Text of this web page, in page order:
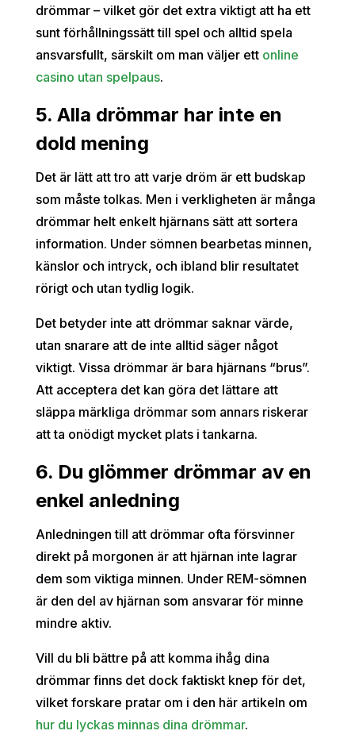
drömmar – vilket gör det extra viktigt att ha ett
sunt förhållningssätt till spel och alltid spela
ansvarsfullt, särskilt om man väljer ett online
casino utan spelpaus.
5. Alla drömmar har inte en
dold mening
Det är lätt att tro att varje dröm är ett budskap
som måste tolkas. Men i verkligheten är många
drömmar helt enkelt hjärnans sätt att sortera
information. Under sömnen bearbetas minnen,
känslor och intryck, och ibland blir resultatet
rörigt och utan tydlig logik.
Det betyder inte att drömmar saknar värde,
utan snarare att de inte alltid säger något
viktigt. Vissa drömmar är bara hjärnans “brus”.
Att acceptera det kan göra det lättare att
släppa märkliga drömmar som annars riskerar
att ta onödigt mycket plats i tankarna.
6. Du glömmer drömmar av en
enkel anledning
Anledningen till att drömmar ofta försvinner
direkt på morgonen är att hjärnan inte lagrar
dem som viktiga minnen. Under REM-sömnen
är den del av hjärnan som ansvarar för minne
mindre aktiv.
Vill du bli bättre på att komma ihåg dina
drömmar finns det dock faktiskt knep för det,
vilket forskare pratar om i den här artikeln om
hur du lyckas minnas dina drömmar.